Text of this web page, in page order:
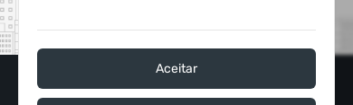
Aceitar